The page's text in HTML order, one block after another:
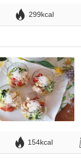
299kcal
154kcal